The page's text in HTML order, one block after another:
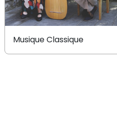
Musique Classique